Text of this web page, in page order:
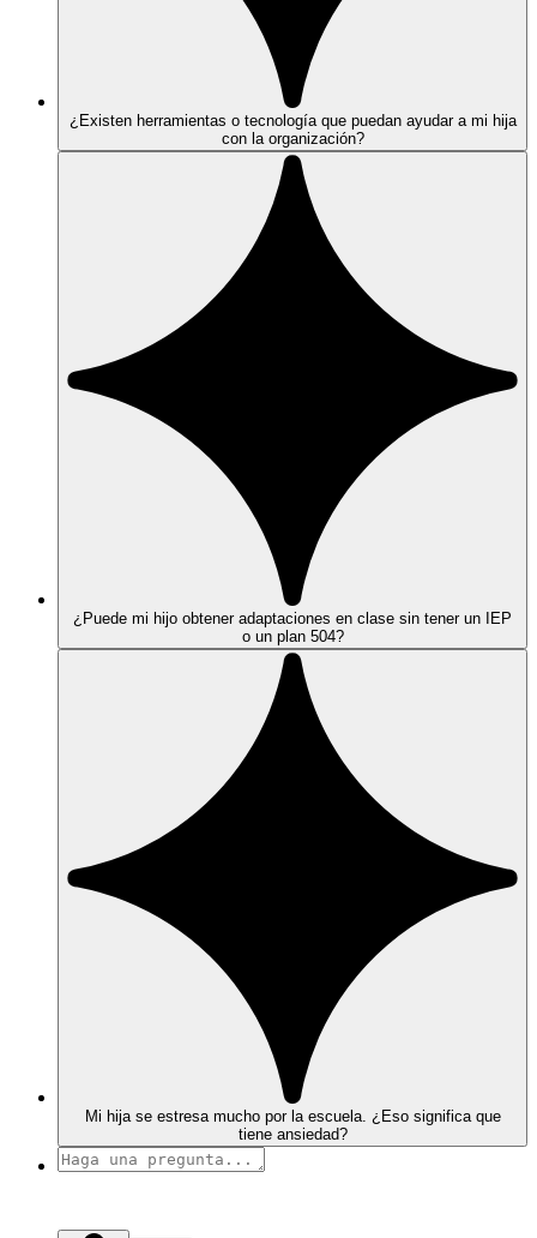
¿Existen herramientas o tecnología que puedan ayudar a mi hija
con la organización?
¿Puede mi hijo obtener adaptaciones en clase sin tener un IEP
o un plan 504?
Mi hija se estresa mucho por la escuela. ¿Eso significa que
tiene ansiedad?